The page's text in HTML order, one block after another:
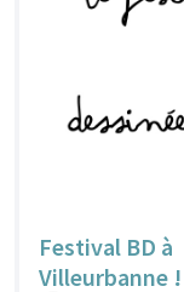
Festival BD à
Villeurbanne !